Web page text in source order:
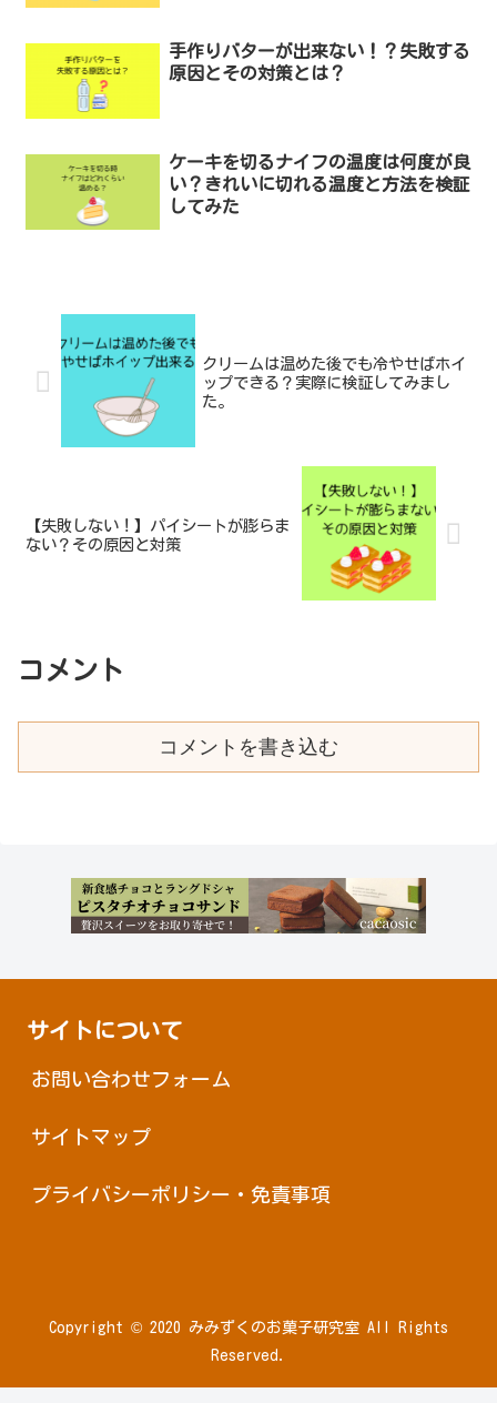
手作りバターが出来ない！？失敗する
原因とその対策とは？
ケーキを切るナイフの温度は何度が良
い？きれいに切れる温度と方法を検証
してみた
クリームは温めた後でも冷やせばホイ
ップできる？実際に検証してみまし
た。
【失敗しない！】パイシートが膨らま
ない？その原因と対策
コメント
コメントを書き込む
サイトについて
お問い合わせフォーム
サイトマップ
プライバシーポリシー・免責事項
Copyright © 2020 みみずくのお菓子研究室 All Rights
Reserved.